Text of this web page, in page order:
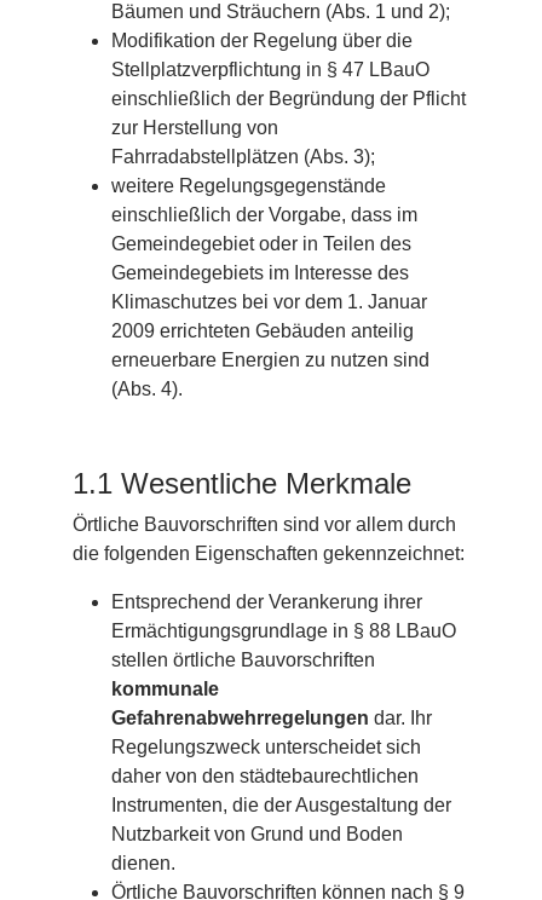
Bäumen und Sträuchern (Abs. 1 und 2);
Modifikation der Regelung über die
Stellplatzverpflichtung in § 47 LBauO
einschließlich der Begründung der Pflicht
zur Herstellung von
Fahrradabstellplätzen (Abs. 3);
weitere Regelungsgegenstände
einschließlich der Vorgabe, dass im
Gemeindegebiet oder in Teilen des
Gemeindegebiets im Interesse des
Klimaschutzes bei vor dem 1. Januar
2009 errichteten Gebäuden anteilig
erneuerbare Energien zu nutzen sind
(Abs. 4).
1.1 Wesentliche Merkmale
Örtliche Bauvorschriften sind vor allem durch
die folgenden Eigenschaften gekennzeichnet:
Entsprechend der Verankerung ihrer
Ermächtigungsgrundlage in § 88 LBauO
stellen örtliche Bauvorschriften
kommunale
Gefahrenabwehrregelungen dar. Ihr
Regelungszweck unterscheidet sich
daher von den städtebaurechtlichen
Instrumenten, die der Ausgestaltung der
Nutzbarkeit von Grund und Boden
dienen.
Örtliche Bauvorschriften können nach § 9